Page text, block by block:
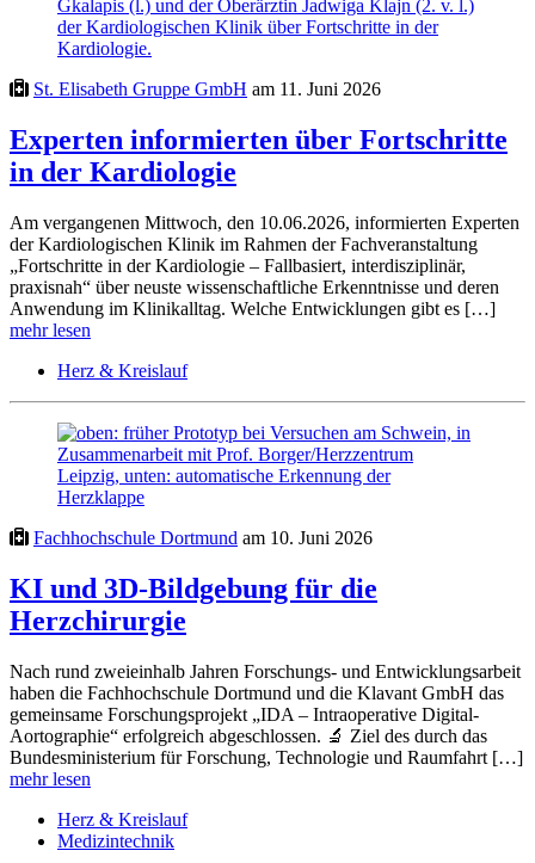
St. Elisabeth Gruppe GmbH am 11. Juni 2026
Experten informierten über Fortschritte
in der Kardiologie
Am vergangenen Mittwoch, den 10.06.2026, informierten Experten
der Kardiologischen Klinik im Rahmen der Fachveranstaltung
„Fortschritte in der Kardiologie – Fallbasiert, interdisziplinär,
praxisnah“ über neuste wissenschaftliche Erkenntnisse und deren
Anwendung im Klinikalltag. Welche Entwicklungen gibt es […]
mehr lesen
Herz & Kreislauf
Fachhochschule Dortmund am 10. Juni 2026
KI und 3D-Bildgebung für die
Herzchirurgie
Nach rund zweieinhalb Jahren Forschungs- und Entwicklungsarbeit
haben die Fachhochschule Dortmund und die Klavant GmbH das
gemeinsame Forschungsprojekt „IDA – Intraoperative Digital-
Aortographie“ erfolgreich abgeschlossen. 🔬 Ziel des durch das
Bundesministerium für Forschung, Technologie und Raumfahrt […]
mehr lesen
Herz & Kreislauf
Medizintechnik